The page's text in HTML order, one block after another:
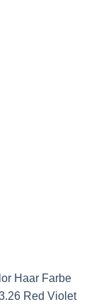
Haar Farbe
Red Violet